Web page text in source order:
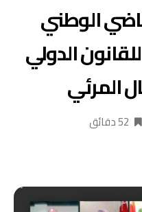
الوطني
الدولي
المرئي
52 ‫دقائق‬